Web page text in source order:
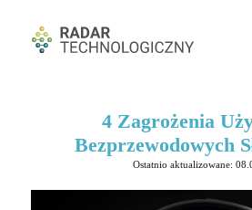
4 Zagrożenia
Bezprzewodowych
Ostatnio aktualizowane: